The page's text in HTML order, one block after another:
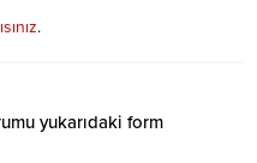
.
yukarıdaki form